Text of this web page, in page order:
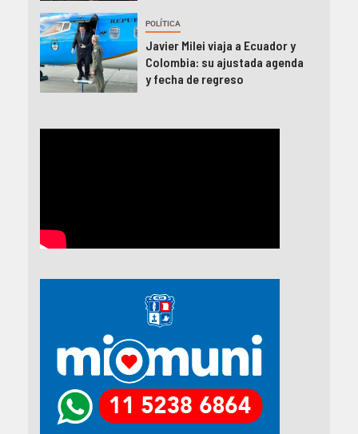
POLÍTICA
Javier Milei viaja a Ecuador y
Colombia: su ajustada agenda
y fecha de regreso